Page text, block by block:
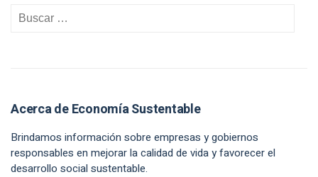
Acerca de Economía Sustentable
Brindamos información sobre empresas y gobiernos
responsables en mejorar la calidad de vida y favorecer el
desarrollo social sustentable.